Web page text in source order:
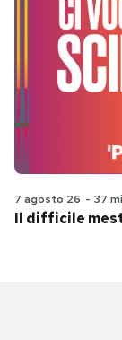
7 agosto 26 - 37
Il difficile